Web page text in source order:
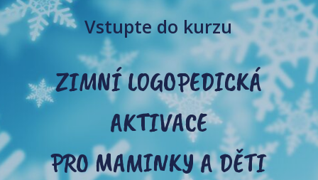
Vstupte do kurzu
ZIMNÍ LOGOPEDICKÁ
AKTIVACE
PRO MAMINKY A DĚTI